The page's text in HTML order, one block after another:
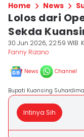
Home News
Lolos dari
Sekda
30 Jun 2026, 22:59 WIB
Fanny Rizano
News Channel
Bupati Kuansing
Intinya Sih